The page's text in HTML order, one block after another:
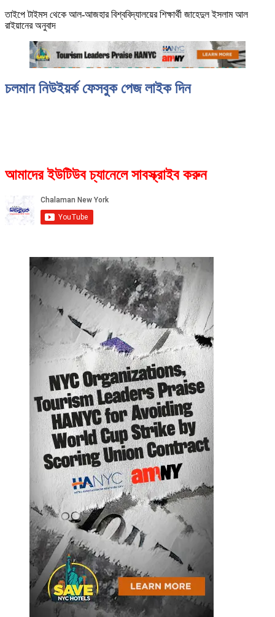
তাইপে টাইমস থেকে আল-আজহার বিশ্ববিদ্যালয়ের শিক্ষার্থী জাহেদুল ইসলাম আল
রাইয়ানের অনুবাদ
চলমান নিউইয়র্ক ফেসবুক পেজ লাইক দিন
আমাদের ইউটিউব চ্যানেলে সাবস্ক্রাইব করুন